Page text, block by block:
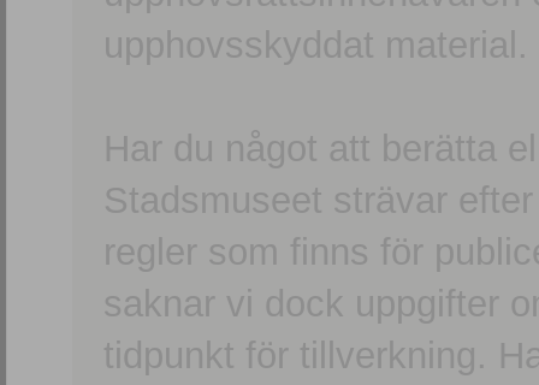
upphovsskyddat material.
Har du något att berätta
Stadsmuseet strävar
regler som finns för
saknar vi dock uppgifter
tidpunkt för tillverkning.